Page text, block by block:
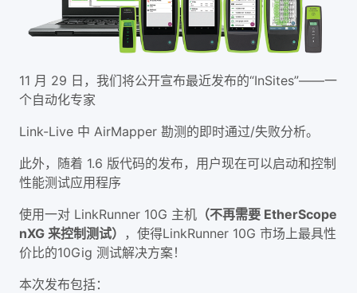
11 月 29 日，我们将公开宣布最近发布的“InSites”——一
个自动化专家
Link-Live 中 AirMapper 勘测的即时通过/失败分析。
此外，随着 1.6 版代码的发布，用户现在可以启动和控制
性能测试应用程序
使用一对 LinkRunner 10G 主机 （不再需要 EtherScope
nXG 来控制测试） ，使得LinkRunner 10G 市场上最具性
价比的10Gig 测试解决方案！
本次发布包括：